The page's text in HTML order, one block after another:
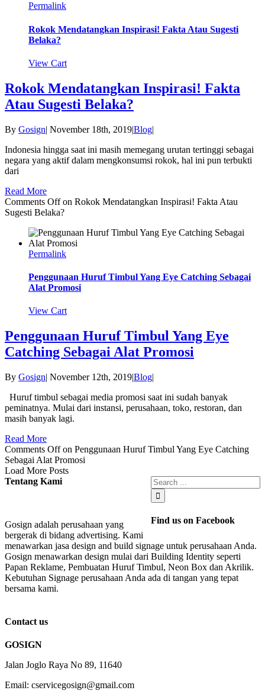
Permalink
Rokok Mendatangkan Inspirasi! Fakta Atau Sugesti
Belaka?
View Cart
Rokok Mendatangkan Inspirasi! Fakta
Atau Sugesti Belaka?
By Gosign| November 18th, 2019|Blog|
Indonesia hingga saat ini masih memegang urutan tertinggi sebagai
negara yang aktif dalam mengkonsumsi rokok, hal ini pun terbukti
dari
Read More
Comments Offon Rokok Mendatangkan Inspirasi! Fakta Atau
Sugesti Belaka?
Permalink
Penggunaan Huruf Timbul Yang Eye Catching Sebagai
Alat Promosi
View Cart
Penggunaan Huruf Timbul Yang Eye
Catching Sebagai Alat Promosi
By Gosign| November 12th, 2019|Blog|
Huruf timbul sebagai media promosi saat ini sudah banyak
peminatnya. Mulai dari instansi, perusahaan, toko, restoran, dan
masih banyak lagi.
Read More
Comments Offon Penggunaan Huruf Timbul Yang Eye Catching
Sebagai Alat Promosi
Load More Posts
Find us on Facebook
Tentang Kami
Gosign adalah perusahaan yang
bergerak di bidang advertising. Kami
menawarkan jasa design and build signage untuk perusahaan Anda.
Gosign menawarkan design mulai dari Building Identity seperti
Papan Reklame, Pembuatan Huruf Timbul, Neon Box dan Akrilik.
Kebutuhan Signage perusahaan Anda ada di tangan yang tepat
bersama kami.
Contact us
GOSIGN
Jalan Joglo Raya No 89, 11640
Email: cservicegosign@gmail.com